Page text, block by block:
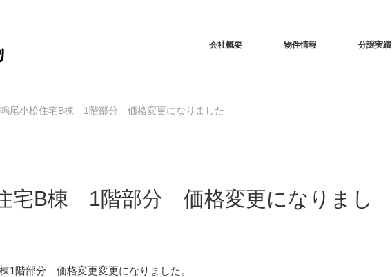
会社概要 物件情報 分譲実績
尾小松住宅B棟 1階部分 価格変更になりました
宅B棟 1階部分 価格変更になりまし
1階部分 価格変更変更になりました。